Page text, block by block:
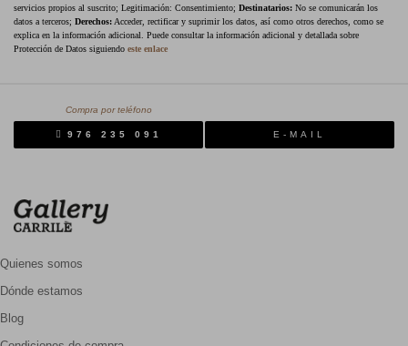
servicios propios al suscrito; Legitimación: Consentimiento; Destinatarios: No se comunicarán los
datos a terceros; Derechos: Acceder, rectificar y suprimir los datos, así como otros derechos, como se
explica en la información adicional. Puede consultar la información adicional y detallada sobre
Protección de Datos siguiendo este enlace
Compra por teléfono
976 235 091 E-MAIL
Quienes somos
Dónde estamos
Blog